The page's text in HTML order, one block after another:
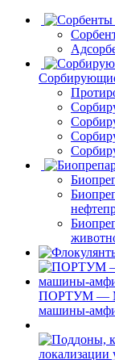
ПОРТУМ —
машины-